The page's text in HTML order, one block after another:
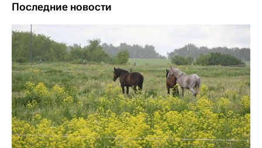
Последние новости